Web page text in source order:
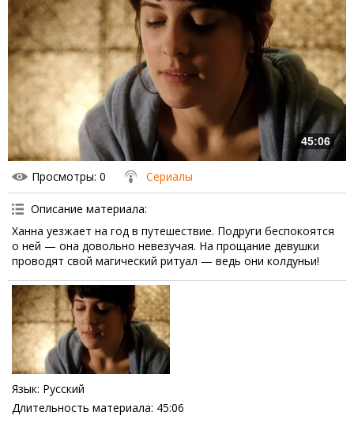
45:06
Просмотры: 0 Сериалы
Описание материала:
Ханна уезжает на год в путешествие. Подруги беспокоятся
о ней — она довольно невезучая. На прощание девушки
проводят свой магический ритуал — ведь они колдуньи!
Язык: Русский
Длительность материала: 45:06